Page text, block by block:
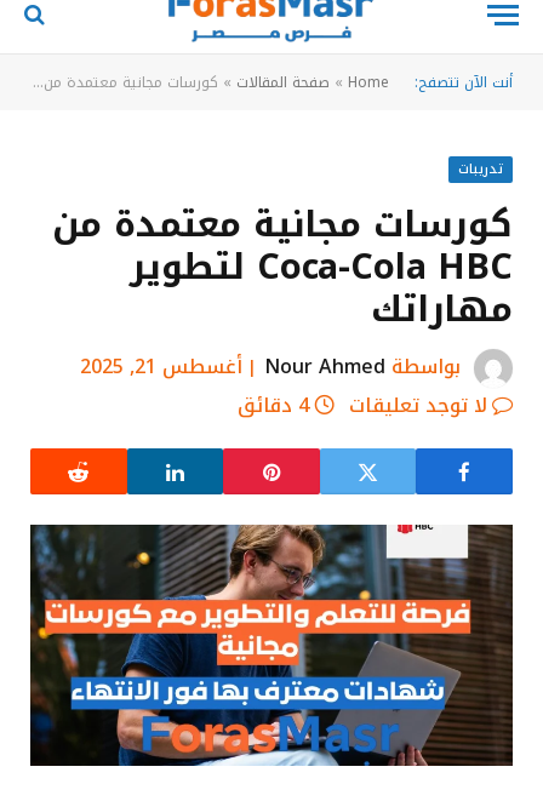
أنت الآن تتصفح: Home
» صفحة المقالات » كورسات مجانية معتمدة من Coca-Cola HBC لتطوير مهاراتك
تدريبات
كورسات مجانية معتمدة من
Coca-Cola HBC لتطوير
مهاراتك
بواسطة Nour Ahmed
أغسطس 21, 2025
لا توجد تعليقات
4 دقائق